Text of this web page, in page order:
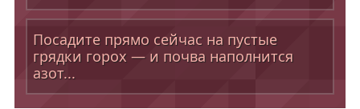
Посадите прямо сейчас на пустые
грядки горох — и почва наполнится
азот...